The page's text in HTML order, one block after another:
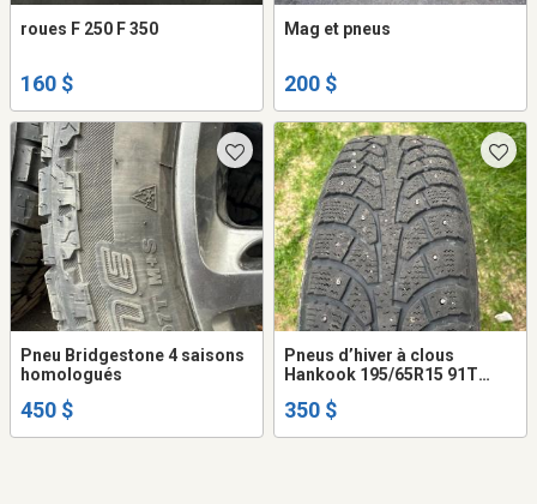
roues F 250 F 350
160 $
Mag et pneus
200 $
Pneu Bridgestone 4 saisons
homologués
450 $
Pneus d’hiver à clous
Hankook 195/65R15 91T
350 $